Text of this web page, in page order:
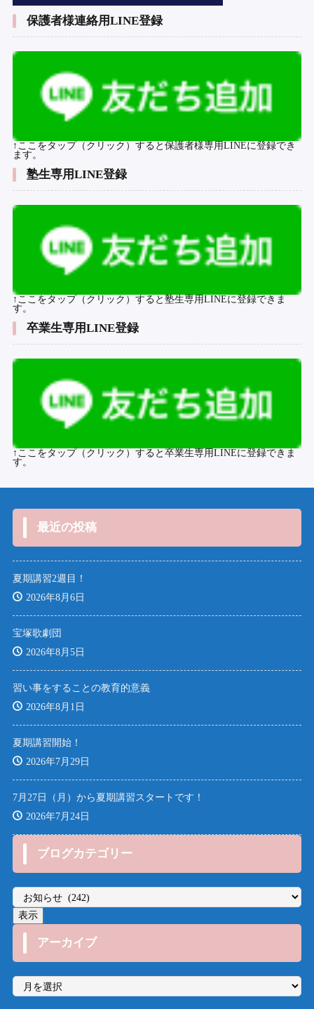
保護者様連絡用LINE登録
↑ここをタップ（クリック）すると保護者様専用LINEに登録でき
ます。
塾生専用LINE登録
↑ここをタップ（クリック）すると塾生専用LINEに登録できま
す。
卒業生専用LINE登録
↑ここをタップ（クリック）すると卒業生専用LINEに登録できま
す。
最近の投稿
夏期講習2週目！
2026年8月6日
宝塚歌劇団
2026年8月5日
習い事をすることの教育的意義
2026年8月1日
夏期講習開始！
2026年7月29日
7月27日（月）から夏期講習スタートです！
2026年7月24日
ブログカテゴリー
アーカイブ
ア
カ